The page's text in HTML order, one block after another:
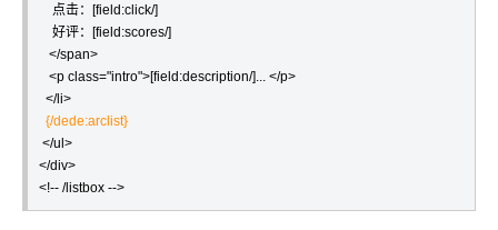
    点击：[field:click/]
    好评：[field:scores/]
   </span>
   <p class="intro">[field:description/]... </p>
</ul>
</div>
<!-- /listbox -->